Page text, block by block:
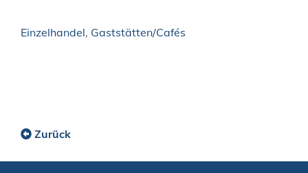
Einzelhandel, Gaststätten/Cafés
Zurück